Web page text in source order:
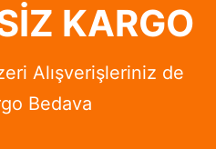
KARGO
Alışverişleriniz de
Bedava